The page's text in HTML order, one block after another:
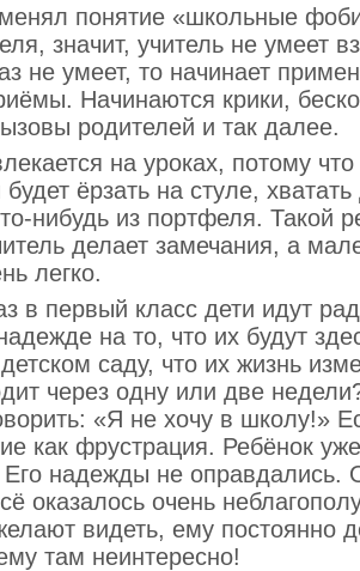
понятие «школьные
значит, учитель не умеет
не умеет, то начинает
Начинаются крики,
родителей и так далее.
на уроках, потому
ёрзать на стуле,
нибудь из портфеля. Такой
делает замечания, а
легко.
в первый класс дети идут
на то, что их будут
саду, что их жизнь
через одну или две
«Я не хочу в школу!»
как фрустрация. Ребёнок
Его надежды не оправдались.
оказалось очень
видеть, ему постоянно
там неинтересно!